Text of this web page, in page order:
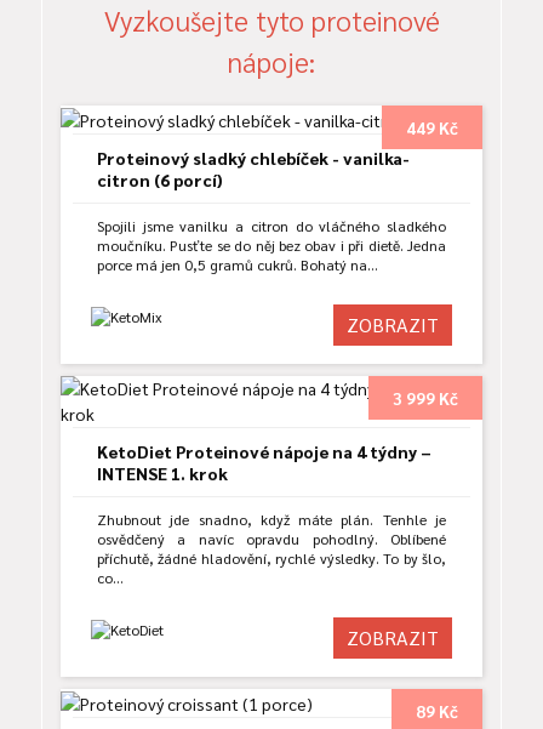
Vyzkoušejte tyto proteinové
nápoje:
449 Kč
Proteinový sladký chlebíček - vanilka-
citron (6 porcí)
Spojili jsme vanilku a citron do vláčného sladkého
moučníku. Pusťte se do něj bez obav i při dietě. Jedna
porce má jen 0,5 gramů cukrů. Bohatý na…
ZOBRAZIT
3 999 Kč
KetoDiet Proteinové nápoje na 4 týdny –
INTENSE 1. krok
Zhubnout jde snadno, když máte plán. Tenhle je
osvědčený a navíc opravdu pohodlný. Oblíbené
příchutě, žádné hladovění, rychlé výsledky. To by šlo,
co…
ZOBRAZIT
89 Kč